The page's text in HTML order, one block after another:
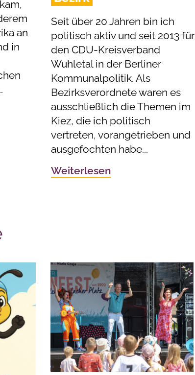
an
in
Seit über 20 Jahren bin ich
politisch aktiv und seit 2013 für
den CDU-Kreisverband
Wuhletal in der Berliner
Kommunalpolitik. Als
Bezirksverordnete waren es
ausschließlich die Themen im
Kiez, die ich politisch
vertreten, vorangetrieben und
ausgefochten habe...
Weiterlesen